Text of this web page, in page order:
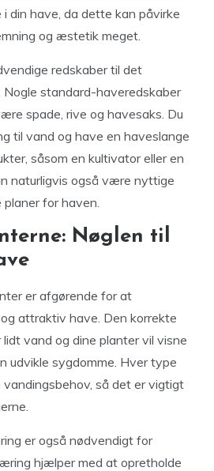
din have, da dette kan påvirke
og æstetik meget.
redskaber til det
standard-haveredskaber
spade, rive og havesaks. Du
til vand og have en haveslange
såsom en kultivator eller en
naturligvis også være nyttige
for haven.
Nøglen til
er afgørende for at
attraktiv have. Den korrekte
vand og dine planter vil visne
udvikle sygdomme. Hver type
så det er vigtigt
er også nødvendigt for
hjælper med at opretholde